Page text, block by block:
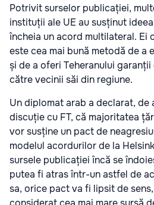
Potrivit surselor publicației,
instituții ale UE au susținut
încheia un acord multilateral. Ei
este cea mai bună metodă de
și de a oferi Teheranului
către vecinii săi din regiune.
Un diplomat arab a declarat, de
discuție cu FT, că majoritatea
vor susține un pact de
modelul acordurilor de la
sursele publicației încă se
putea fi atras într-un astfel de
sa, orice pact va fi lipsit de